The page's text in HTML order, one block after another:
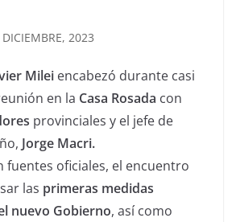
2023
Milei encabezó durante casi
en la Casa Rosada con
provinciales y el jefe de
Jorge Macri.
fuentes oficiales, el encuentro
las primeras medidas
nuevo Gobierno, así como